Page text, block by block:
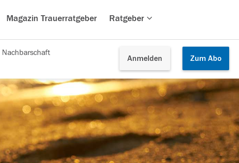
Magazin Trauerratgeber Ratgeber
Anmelden Zum Abo
Nachbarschaft